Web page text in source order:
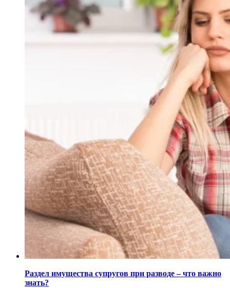
Раздел имущества супругов при разводе – что важно
знать?